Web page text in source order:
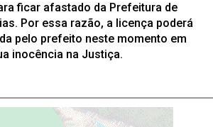
ficar afastado da Prefeitura de
Por essa razão, a licença poderá
pelo prefeito neste momento em
inocência na Justiça.